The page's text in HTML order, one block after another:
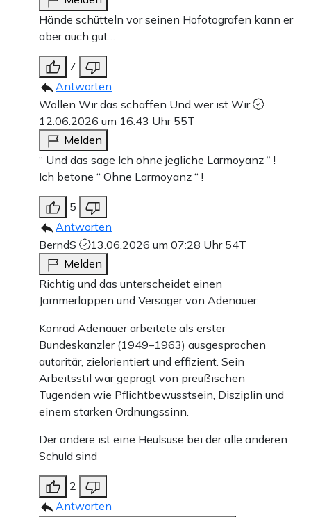
Hände schütteln vor seinen Hofotografen kann er
aber auch gut…
7
Antworten
Wollen Wir das schaffen Und wer ist Wir
12.06.2026 um 16:43 Uhr 55T
Melden
“ Und das sage Ich ohne jegliche Larmoyanz “ !
Ich betone “ Ohne Larmoyanz “ !
5
Antworten
BerndS
13.06.2026 um 07:28 Uhr 54T
Melden
Richtig und das unterscheidet einen
Jammerlappen und Versager von Adenauer.
Konrad Adenauer arbeitete als erster
Bundeskanzler (1949–1963) ausgesprochen
autoritär, zielorientiert und effizient. Sein
Arbeitsstil war geprägt von preußischen
Tugenden wie Pflichtbewusstsein, Disziplin und
einem starken Ordnungssinn.
Der andere ist eine Heulsuse bei der alle anderen
Schuld sind
2
Antworten